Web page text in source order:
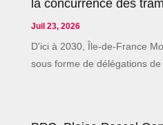
la concurrence des
Juil 23, 2026
D'ici à 2030, Île-de-France
sous forme de délégations de